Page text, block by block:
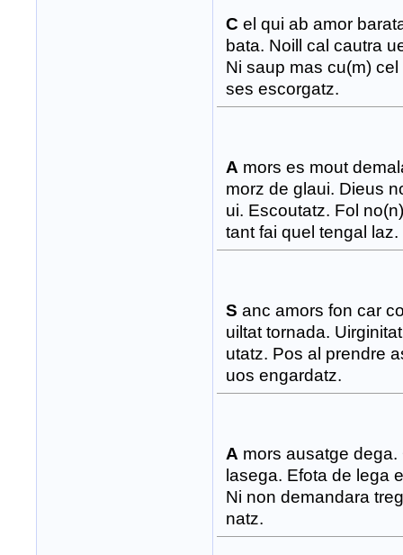
C el qui ab amor
bata. Noill cal cautra
Ni saup mas cu(m)
ses escorgatz.
A mors es mout
morz de glaui. Dieus
ui. Escoutatz. Fol
tant fai quel tengal laz.
S anc amors fon car
uiltat tornada.
utatz. Pos al prendre
uos engardatz.
A mors ausatge
lasega. Efota de lega
Ni non demandara
natz.